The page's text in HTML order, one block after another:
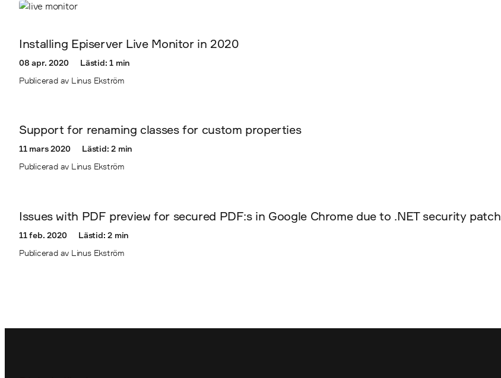
Installing Episerver Live Monitor in 2020
08 apr. 2020
Lästid: 1 min
Publicerad av Linus Ekström
Support for renaming classes for custom properties
11 mars 2020
Lästid: 2 min
Publicerad av Linus Ekström
Issues with PDF preview for secured PDF:s in Google Chrome due to .NET security patch
11 feb. 2020
Lästid: 2 min
Publicerad av Linus Ekström